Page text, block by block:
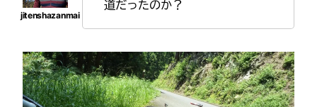
道だったのか？